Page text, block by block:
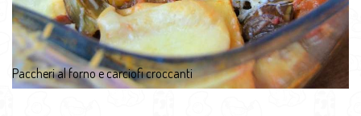
Paccheri al forno e carciofi croccanti